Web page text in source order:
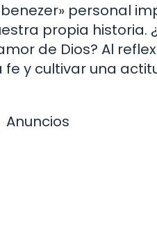
personal
propia historia.
de Dios? Al
y cultivar una
Anuncios